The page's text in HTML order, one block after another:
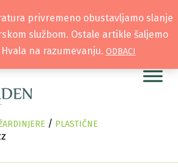
/ PLASTIČNE
privremeno obustavljamo slanje
službom. Ostale artikle šaljemo
na razumevanju. ODBACI